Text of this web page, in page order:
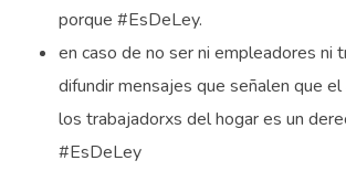
porque #EsDeLey.
en caso de no ser ni empleadores ni
difundir mensajes que señalen que el
los trabajadorxs del hogar es un
#EsDeLey